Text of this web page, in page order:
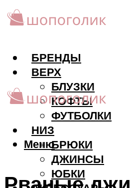
БРЕНДЫ
ВЕРХ
БЛУЗКИ
КОФТЫ
ФУТБОЛКИ
НИЗ
БРЮКИ
ДЖИНСЫ
ЮБКИ
Меню